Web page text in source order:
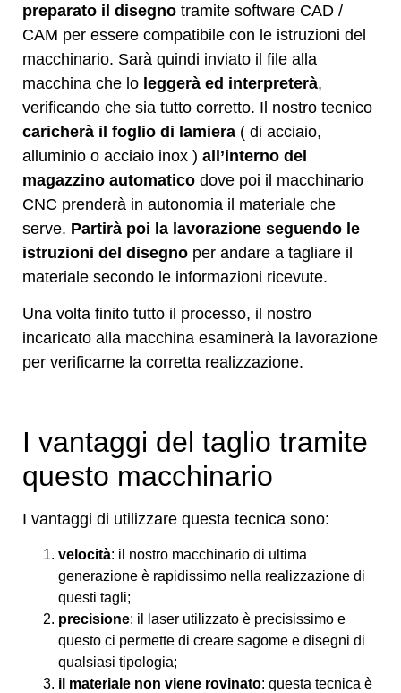
preparato il disegno tramite software CAD /
CAM per essere compatibile con le istruzioni del
macchinario. Sarà quindi inviato il file alla
macchina che lo leggerà ed interpreterà,
verificando che sia tutto corretto. Il nostro tecnico
caricherà il foglio di lamiera ( di acciaio,
alluminio o acciaio inox ) all’interno del
magazzino automatico dove poi il macchinario
CNC prenderà in autonomia il materiale che
serve. Partirà poi la lavorazione seguendo le
istruzioni del disegno per andare a tagliare il
materiale secondo le informazioni ricevute.
Una volta finito tutto il processo, il nostro
incaricato alla macchina esaminerà la lavorazione
per verificarne la corretta realizzazione.
I vantaggi del taglio tramite
questo macchinario
I vantaggi di utilizzare questa tecnica sono:
velocità: il nostro macchinario di ultima
generazione è rapidissimo nella realizzazione di
questi tagli;
precisione: il laser utilizzato è precisissimo e
questo ci permette di creare sagome e disegni di
qualsiasi tipologia;
il materiale non viene rovinato: questa tecnica è